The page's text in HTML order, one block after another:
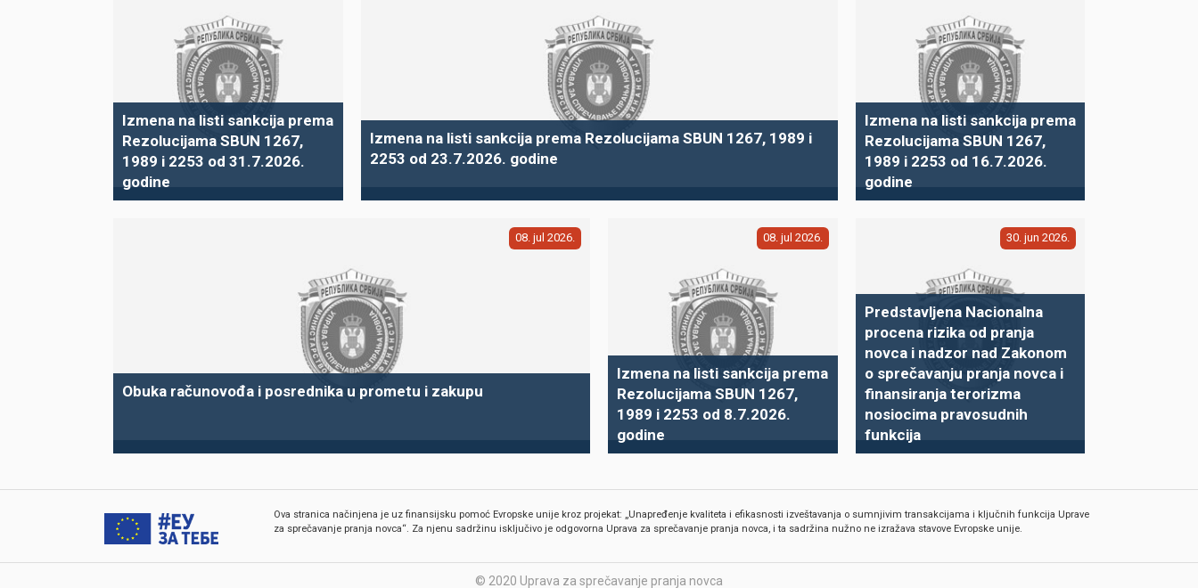
Izmena na listi sankcija prema
Rezolucijama SBUN 1267,
1989 i 2253 od 31.7.2026.
godine
Izmena na listi sankcija prema Rezolucijama SBUN 1267, 1989 i
2253 od 23.7.2026. godine
Izmena na listi sankcija prema
Rezolucijama SBUN 1267,
1989 i 2253 od 16.7.2026.
godine
08 jul 2026
Obuka računovođa i posrednika u prometu i zakupu
08 jul 2026
Izmena na listi sankcija prema
Rezolucijama SBUN 1267,
1989 i 2253 od 8.7.2026.
godine
30 jun 2026
Predstavljena Nacionalna
procena rizika od pranja
novca i nadzor nad Zakonom
o sprečavanju pranja novca i
finansiranja terorizma
nosiocima pravosudnih
funkcija
Ova stranica načinjena je uz finansijsku pomoć Evropske unije kroz projekat: „Unapređenje kvaliteta i efikasnosti izveštavanja o sumnjivim transakcijama i ključnih funkcija Uprave
za sprečavanje pranja novca“. Za njenu sadržinu isključivo je odgovorna Uprava za sprečavanje pranja novca, i ta sadržina nužno ne izražava stavove Evropske unije.
© 2020 Uprava za sprečavanje pranja novca